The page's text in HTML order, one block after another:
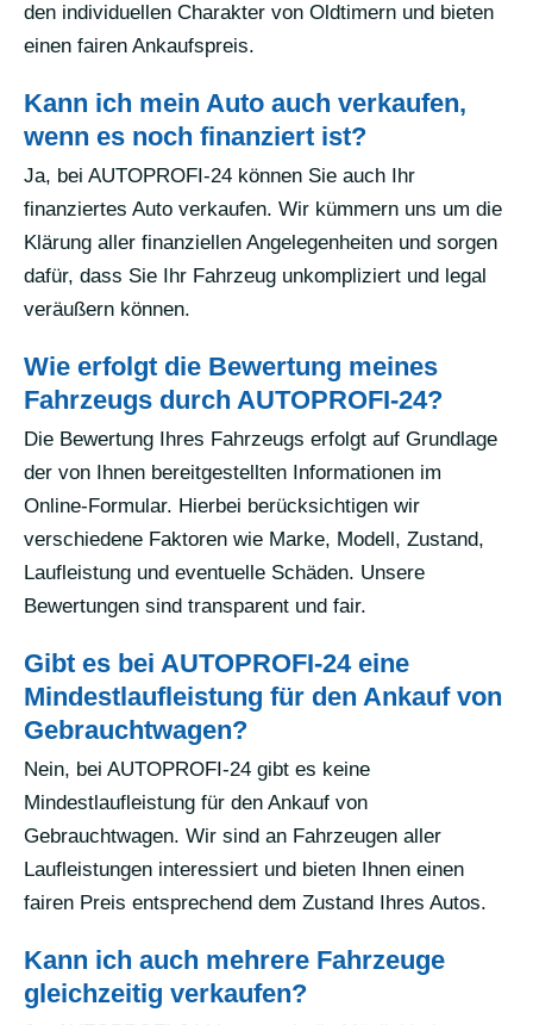
den individuellen Charakter von Oldtimern und bieten
einen fairen Ankaufspreis.
Kann ich mein Auto auch verkaufen,
wenn es noch finanziert ist?
Ja, bei AUTOPROFI-24 können Sie auch Ihr
finanziertes Auto verkaufen. Wir kümmern uns um die
Klärung aller finanziellen Angelegenheiten und sorgen
dafür, dass Sie Ihr Fahrzeug unkompliziert und legal
veräußern können.
Wie erfolgt die Bewertung meines
Fahrzeugs durch AUTOPROFI-24?
Die Bewertung Ihres Fahrzeugs erfolgt auf Grundlage
der von Ihnen bereitgestellten Informationen im
Online-Formular. Hierbei berücksichtigen wir
verschiedene Faktoren wie Marke, Modell, Zustand,
Laufleistung und eventuelle Schäden. Unsere
Bewertungen sind transparent und fair.
Gibt es bei AUTOPROFI-24 eine
Mindestlaufleistung für den Ankauf von
Gebrauchtwagen?
Nein, bei AUTOPROFI-24 gibt es keine
Mindestlaufleistung für den Ankauf von
Gebrauchtwagen. Wir sind an Fahrzeugen aller
Laufleistungen interessiert und bieten Ihnen einen
fairen Preis entsprechend dem Zustand Ihres Autos.
Kann ich auch mehrere Fahrzeuge
gleichzeitig verkaufen?